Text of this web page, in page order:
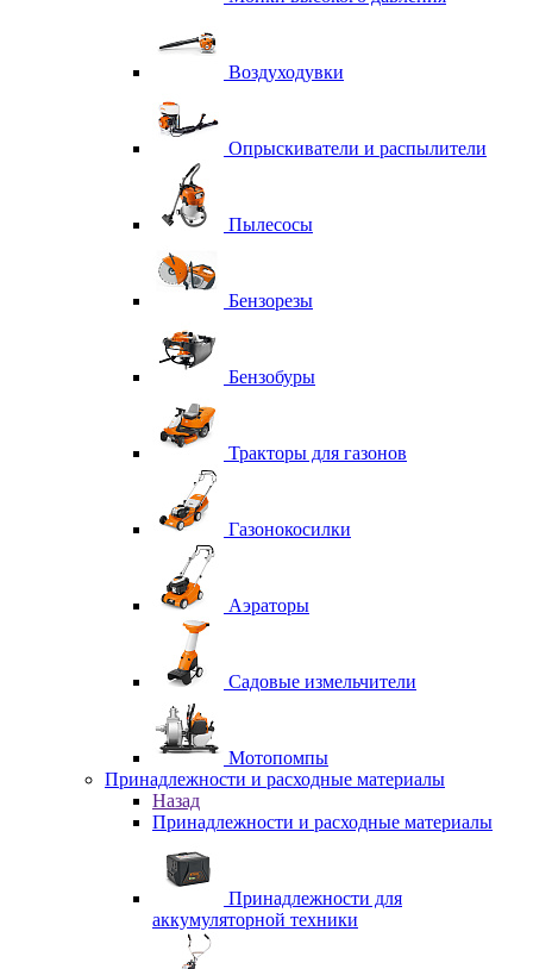
Воздуходувки
Опрыскиватели и распылители
Пылесосы
Бензорезы
Бензобуры
Тракторы для газонов
Газонокосилки
Аэраторы
Садовые измельчители
Мотопомпы
Принадлежности и расходные материалы
Назад
Принадлежности и расходные материалы
Принадлежности для
аккумуляторной техники